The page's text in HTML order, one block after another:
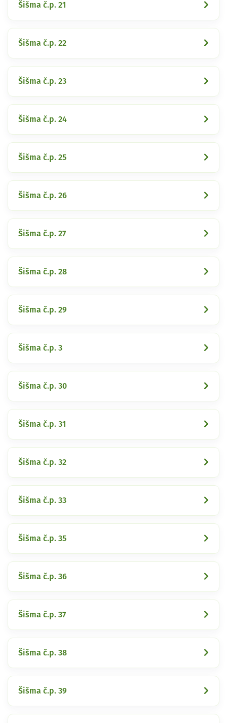
Šišma č.p. 21
Šišma č.p. 22
Šišma č.p. 23
Šišma č.p. 24
Šišma č.p. 25
Šišma č.p. 26
Šišma č.p. 27
Šišma č.p. 28
Šišma č.p. 29
Šišma č.p. 3
Šišma č.p. 30
Šišma č.p. 31
Šišma č.p. 32
Šišma č.p. 33
Šišma č.p. 35
Šišma č.p. 36
Šišma č.p. 37
Šišma č.p. 38
Šišma č.p. 39